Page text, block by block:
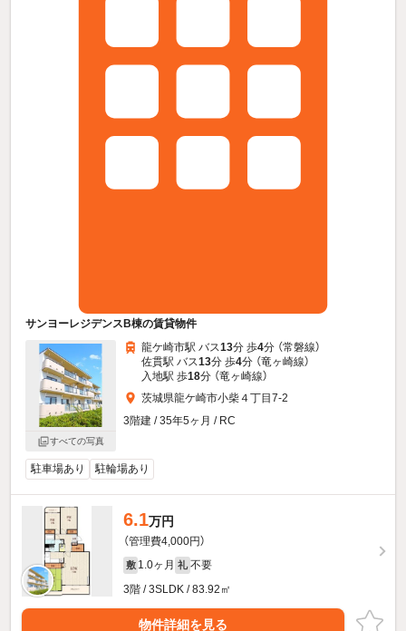
サンヨーレジデンスB棟の賃貸物件
すべての写真
龍ケ崎市駅 バス13分 歩4分 （常磐線）
佐貫駅 バス13分 歩4分 （竜ヶ崎線）
入地駅 歩18分 （竜ヶ崎線）
茨城県龍ケ崎市小柴４丁目7-2
3階建 / 35年5ヶ月 / RC
駐車場あり 駐輪場あり
6.1万円
（管理費4,000円）
敷 1.0ヶ月 礼 不要
3階 / 3SLDK / 83.92㎡
物件詳細を見る